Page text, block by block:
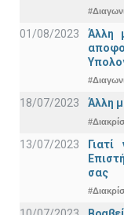
01/08/2023
Άλλη
18/07/2023 Άλλη
13/07/2023
σας